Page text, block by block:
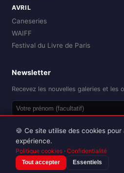
AVRIL
Caneseries
WAIFF
Festival du Livre de Paris
Newsletter
Recevez les nouvelles galeries et les
Reproduction interdite
🍪 Ce site utilise des cookies
expérience.
Politique cookies · Confidentialité
Tout accepter Essentiels